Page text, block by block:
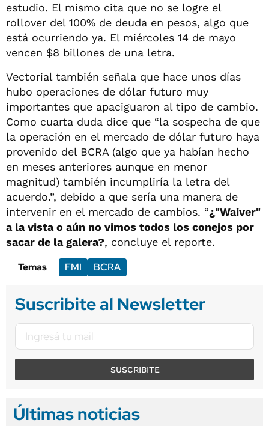
estudio. El mismo cita que no se logre el
rollover del 100% de deuda en pesos, algo que
está ocurriendo ya. El miércoles 14 de mayo
vencen $8 billones de una letra.
Vectorial también señala que hace unos días
hubo operaciones de dólar futuro muy
importantes que apaciguaron al tipo de cambio.
Como cuarta duda dice que “la sospecha de que
la operación en el mercado de dólar futuro haya
provenido del BCRA (algo que ya habían hecho
en meses anteriores aunque en menor
magnitud) también incumpliría la letra del
acuerdo.”, debido a que sería una manera de
intervenir en el mercado de cambios. “¿"Waiver"
a la vista o aún no vimos todos los conejos por
sacar de la galera?, concluye el reporte.
Temas
FMI BCRA
Suscribite al Newsletter
SUSCRIBITE
Últimas noticias